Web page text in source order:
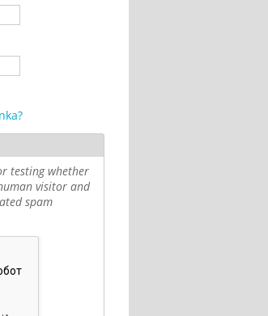
testing whether
visitor and
spam